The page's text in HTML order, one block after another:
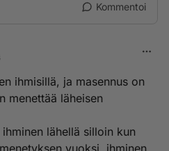
Kommentoi
ihmisillä, ja masennus on
menettää läheisen
lähellä silloin kun
vuoksi, ihminen